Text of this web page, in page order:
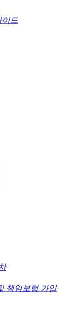
이드
책임보험 가입